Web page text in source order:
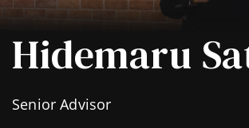
Hidemaru
Senior Advisor